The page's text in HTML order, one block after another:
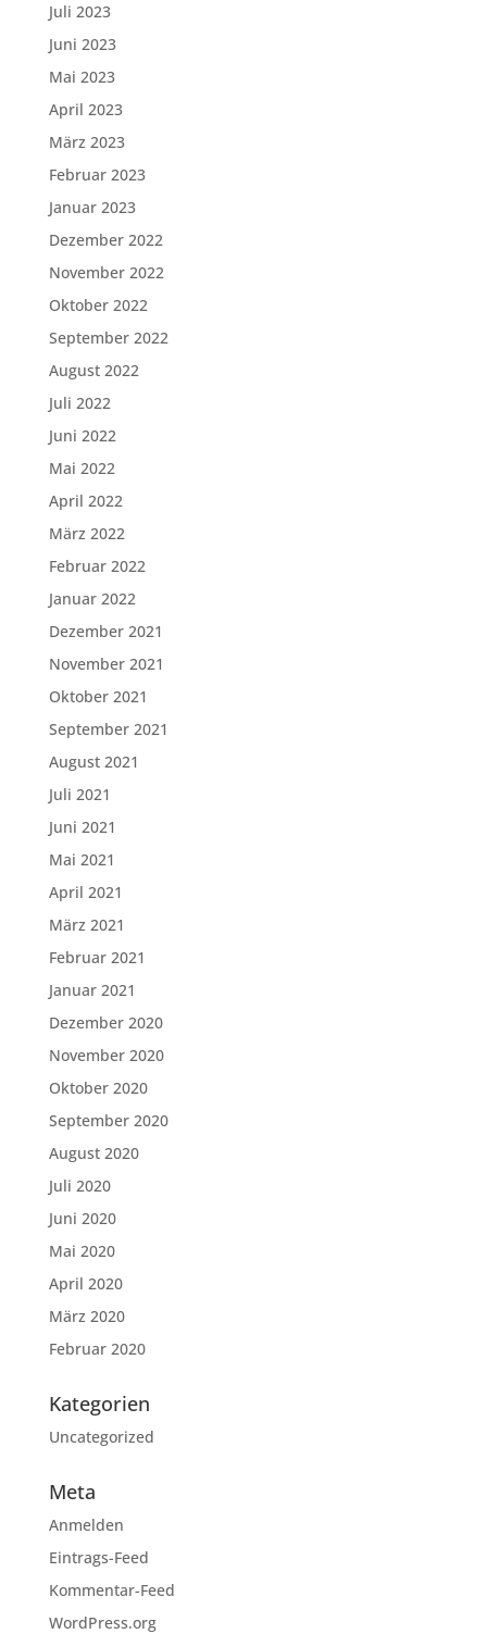
Juli 2023
Juni 2023
Mai 2023
April 2023
März 2023
Februar 2023
Januar 2023
Dezember 2022
November 2022
Oktober 2022
September 2022
August 2022
Juli 2022
Juni 2022
Mai 2022
April 2022
März 2022
Februar 2022
Januar 2022
Dezember 2021
November 2021
Oktober 2021
September 2021
August 2021
Juli 2021
Juni 2021
Mai 2021
April 2021
März 2021
Februar 2021
Januar 2021
Dezember 2020
November 2020
Oktober 2020
September 2020
August 2020
Juli 2020
Juni 2020
Mai 2020
April 2020
März 2020
Februar 2020
Kategorien
Uncategorized
Meta
Anmelden
Eintrags-Feed
Kommentar-Feed
WordPress.org